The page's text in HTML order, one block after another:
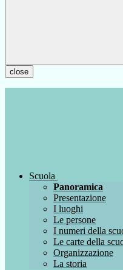
close
Scuola
Panoramica
Presentazione
I luoghi
Le persone
I numeri della
Le carte della
Organizzazione
La storia